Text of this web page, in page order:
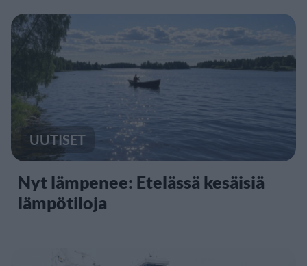
UUTISET
Nyt lämpenee: Etelässä kesäisiä
lämpötiloja